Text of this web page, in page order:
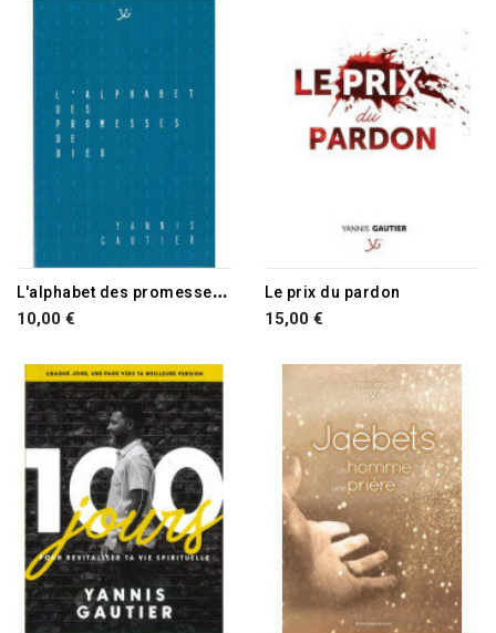
RUPTURE DE STOCK L
'alphabet des promesses de Dieu
10,00 €
RUPTURE DE STOCK
Le prix du pardon
15,00 €